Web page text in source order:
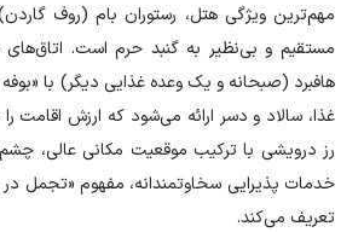
مهم‌ترین ویژگی هتل، رستوران بام (روف گاردن)
مستقیم و بی‌نظیر به گنبد حرم است.
غذا، سالاد و دسر ارائه می‌شود که ارزش اقامت
رز درویشی با ترکیب موقعیت مکانی عالی،
خدمات پذیرایی سخاوتمندانه، مفهوم «تجمل در
تعریف می‌کند.